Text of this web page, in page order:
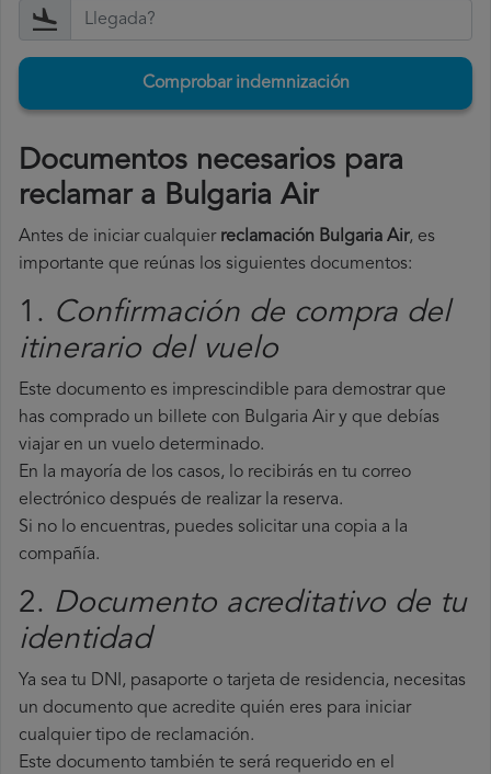
Comprobar indemnización
Documentos necesarios para
reclamar a Bulgaria Air
Antes de iniciar cualquier reclamación Bulgaria Air, es
importante que reúnas los siguientes documentos:
1. Confirmación de compra del
itinerario del vuelo
Este documento es imprescindible para demostrar que
has comprado un billete con Bulgaria Air y que debías
viajar en un vuelo determinado.
En la mayoría de los casos, lo recibirás en tu correo
electrónico después de realizar la reserva.
Si no lo encuentras, puedes solicitar una copia a la
compañía.
2. Documento acreditativo de tu
identidad
Ya sea tu DNI, pasaporte o tarjeta de residencia, necesitas
un documento que acredite quién eres para iniciar
cualquier tipo de reclamación.
Este documento también te será requerido en el